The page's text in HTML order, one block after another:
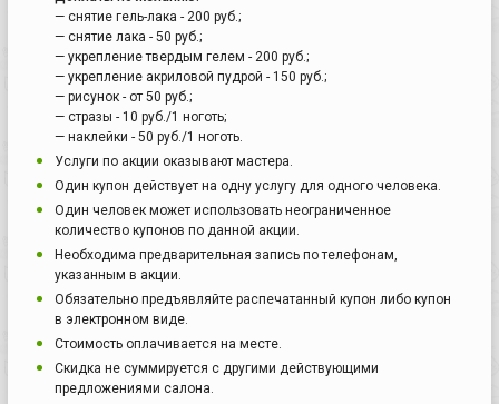
— снятие гель-лака - 200 руб.;
— снятие лака - 50 руб.;
— укрепление твердым гелем - 200 руб.;
— укрепление акриловой пудрой - 150 руб.;
— рисунок - от 50 руб.;
— стразы - 10 руб./1 ноготь;
— наклейки - 50 руб./1 ноготь.
Услуги по акции оказывают мастера.
Один купон действует на одну услугу для одного человека.
Один человек может использовать неограниченное
количество купонов по данной акции.
Необходима предварительная запись по телефонам,
указанным в акции.
Обязательно предъявляйте распечатанный купон либо купон
в электронном виде.
Стоимость оплачивается на месте.
Скидка не суммируется с другими действующими
предложениями салона.